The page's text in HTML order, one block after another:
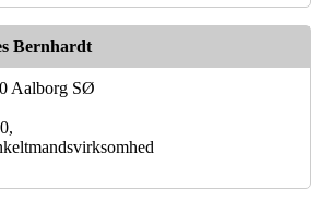
Bernhardt
Aalborg SØ